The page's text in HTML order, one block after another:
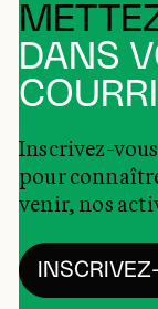
DANS
Inscrivez-
pour
venir, nos